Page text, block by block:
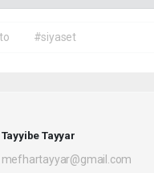
#siyaset
Tayyibe Tayyar
mefhartayyar@gmail.com